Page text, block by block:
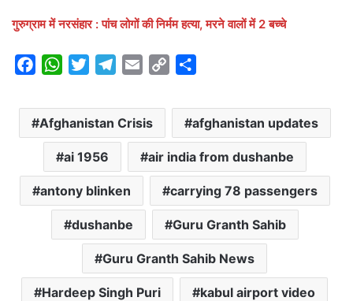
गुरुग्राम में नरसंहार : पांच लोगों की निर्मम हत्या, मरने वालों में 2 बच्चे
c
e
o
k
W
a
t
s
A
p
p
i
t
t
e
r
l
e
g
r
a
m
a
i
l
p
L
i
n
k
a
r
e
Afghanistan Crisis afghanistan updates
ai 1956 air india from dushanbe
antony blinken carrying 78 passengers
dushanbe Guru Granth Sahib
Guru Granth Sahib News
Hardeep Singh Puri kabul airport video